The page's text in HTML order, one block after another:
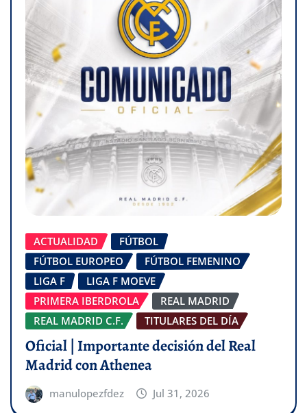
ACTUALIDAD
FÚTBOL
FÚTBOL EUROPEO
FÚTBOL FEMENINO
LIGA F
LIGA F MOEVE
PRIMERA IBERDROLA
REAL MADRID
REAL MADRID C.F.
TITULARES DEL DÍA
Oficial | Importante decisión del Real
Madrid con Athenea
manulopezfdez Jul 31, 2026